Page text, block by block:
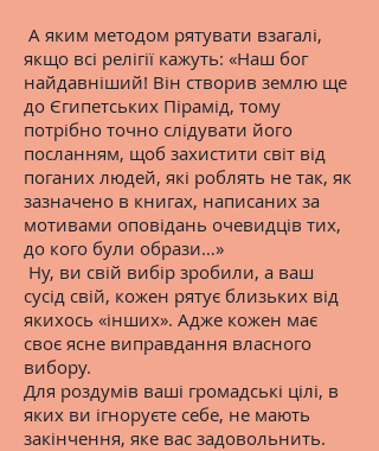
А яким методом рятувати взагалі,
якщо всі релігії кажуть: «Наш бог
найдавніший! Він створив землю ще
до Єгипетських Пірамід, тому
потрібно точно слідувати його
посланням, щоб захистити світ від
поганих людей, які роблять не так, як
зазначено в книгах, написаних за
мотивами оповідань очевидців тих,
до кого були образи…»
Ну, ви свій вибір зробили, а ваш
сусід свій, кожен рятує близьких від
якихось «інших». Адже кожен має
своє ясне виправдання власного
вибору.
Для роздумів ваші громадські цілі, в
яких ви ігноруєте себе, не мають
закінчення, яке вас задовольнить.